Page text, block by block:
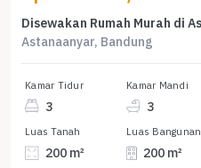
Astanaanyar, Bandung
Kamar Tidur
3
Kamar Mandi
3
Luas Tanah
200 m²
Luas Bangunan
200 m²